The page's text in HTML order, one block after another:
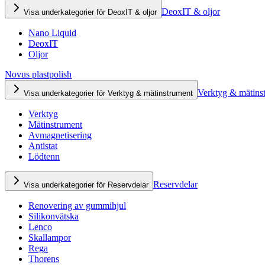
Visa underkategorier för DeoxIT & oljor DeoxIT & oljor
Nano Liquid
DeoxIT
Oljor
Novus plastpolish
Visa underkategorier för Verktyg & mätinstrument Verktyg &
Verktyg
Mätinstrument
Avmagnetisering
Antistat
Lödtenn
Visa underkategorier för Reservdelar Reservdelar
Renovering av gummihjul
Silikonvätska
Lenco
Skallampor
Rega
Thorens